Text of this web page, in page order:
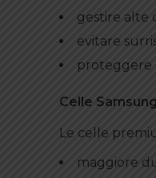
gestire alte
evitare
proteggere
Celle
Le celle
maggiore